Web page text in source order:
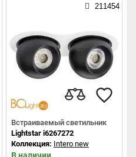
211454
Встраиваемый светильник
Lightstar i6267272
Коллекция: Intero new
В наличии